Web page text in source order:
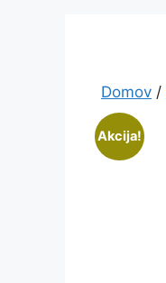
Domov /
Akcija!